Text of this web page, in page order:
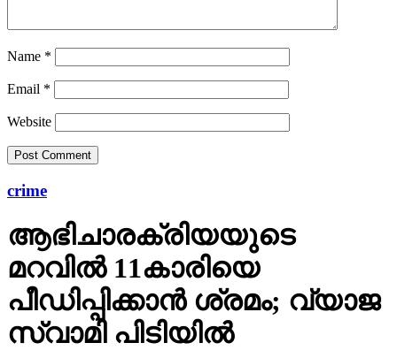
Name *
Email *
Website
crime
ആഭിചാരക്രിയയുടെ
മറവിൽ 11കാരിയെ
പീഡിപ്പിക്കാൻ ശ്രമം; വ്യാജ
സ്വാമി പിടിയിൽ